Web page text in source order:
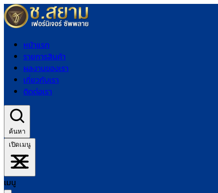
หน้าแรก
รายการสินค้า
ผลงานของเรา
เกี่ยวกับเรา
ติดต่อเรา
ค้นหา
เปิดเมนู
เมนู